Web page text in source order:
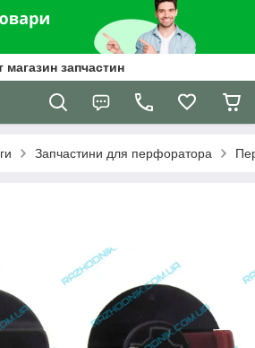
магазин запчастин
Запчастини для перфоратора